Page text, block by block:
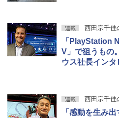
連載 西田宗千佳
「PlayStation
V」で狙うもの
ウス社長インタ
連載 西田宗千佳
「感動を生み